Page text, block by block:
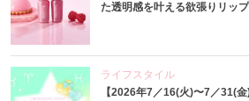
た透明感を叶える欲張りリッ
ライフスタイル
【2026年7／16(火)〜7／31(